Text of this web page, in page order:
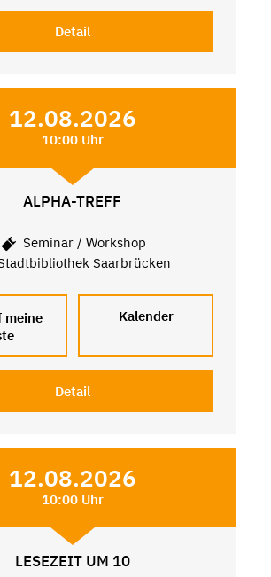
Detail
12.08.2026
10:00 Uhr
ALPHA-TREFF
Seminar / Workshop
Saarbrücken
meine
Kalender
Detail
12.08.2026
10:00 Uhr
LESEZEIT UM 10